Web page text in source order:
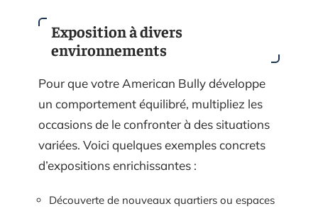
Exposition à divers
environnements
Pour que votre American Bully développe
un comportement équilibré, multipliez les
occasions de le confronter à des situations
variées. Voici quelques exemples concrets
d’expositions enrichissantes :
Découverte de nouveaux quartiers ou espaces